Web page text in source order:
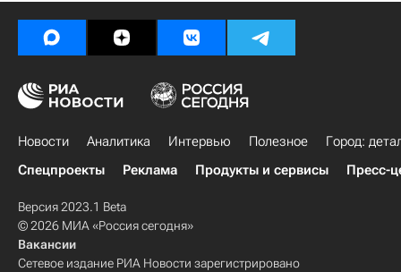
Новости Аналитика Интервью Полезное
Город:
Спецпроекты
Реклама Продукты и сервисы Пресс-
Версия 2023.1 Beta
© 2026 МИА «Россия сегодня»
Вакансии
Сетевое издание РИА Новости зарегистрировано